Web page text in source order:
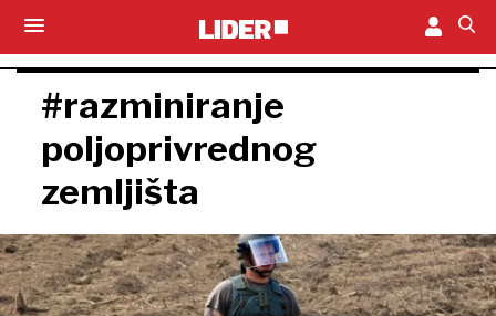
#razminiranje
poljoprivrednog
zemljišta